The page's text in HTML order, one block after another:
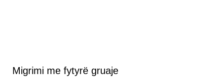
Migrimi me fytyrë gruaje